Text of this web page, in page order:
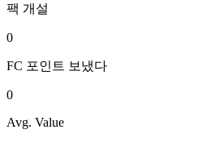
팩 개설
0
FC 포인트 보냈다
0
Avg. Value